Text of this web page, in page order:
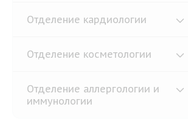
Отделение кардиологии
Отделение косметологии
Отделение аллергологии и
иммунологии